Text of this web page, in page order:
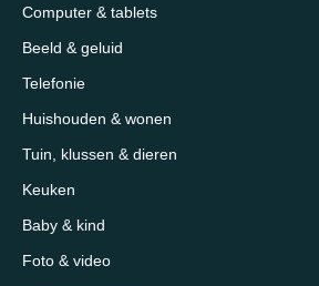
Computer & tablets
Beeld & geluid
Telefonie
Huishouden & wonen
Tuin, klussen & dieren
Keuken
Baby & kind
Foto & video